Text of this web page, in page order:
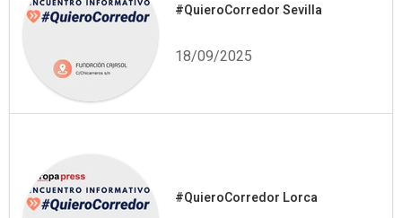
#QuieroCorredor Sevilla
18/09/2025
#QuieroCorredor Lorca